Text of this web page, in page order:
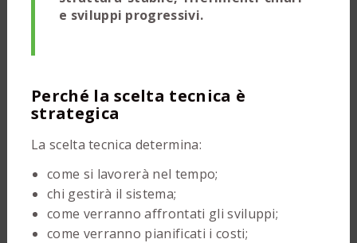
e sviluppi progressivi.
Perché la scelta tecnica è
strategica
La scelta tecnica determina:
come si lavorerà nel tempo;
chi gestirà il sistema;
come verranno affrontati gli sviluppi;
come verranno pianificati i costi;